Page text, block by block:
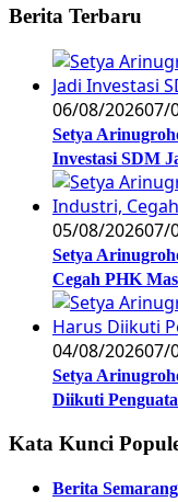
Berita Terbaru
06/08/202607/
Setya
Investasi SDM
05/08/202607/
Setya
Cegah PHK
04/08/202607/
Setya
Diikuti
Kata Kunci
Berita Semarang